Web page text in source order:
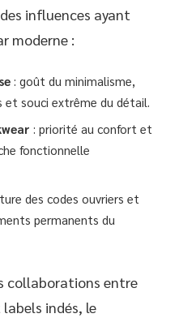
influences ayant
moderne :
: goût du minimalisme,
souci extrême du détail.
: priorité au confort et
fonctionnelle
des codes ouvriers et
permanents du
collaborations entre
indés, le